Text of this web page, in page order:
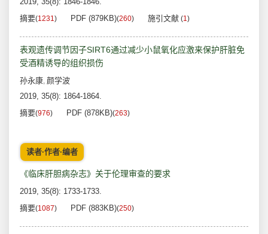
摘要(1231) PDF (879KB)(260) 施引文献 (1)
表观遗传调节因子SIRT6通过减少小鼠氧化应激来保护肝脏免
受酒精诱导的组织损伤
孙永康, 颜学波
2019, 35(8): 1864-1864.
摘要(976) PDF (878KB)(263)
读者·作者·编者
《临床肝胆病杂志》关于伦理审查的要求
2019, 35(8): 1733-1733.
摘要(1087) PDF (883KB)(250)